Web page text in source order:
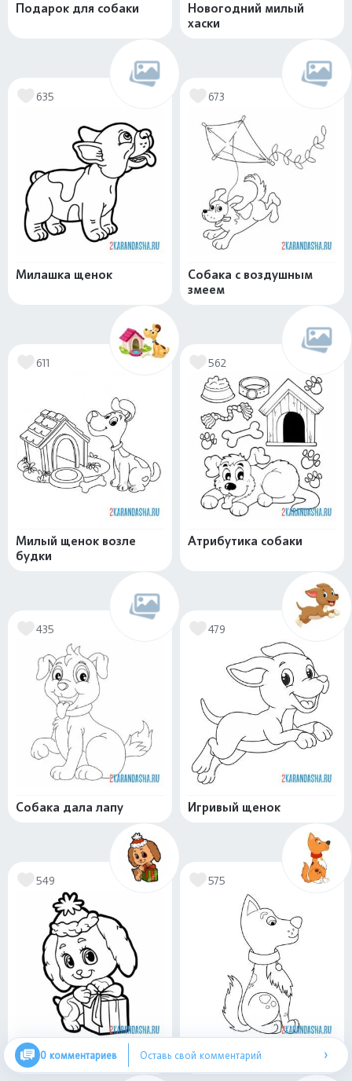
Подарок для собаки
Новогодний милый
хаски
635
Милашка щенок
673
Собака с воздушным
змеем
611
Милый щенок возле
будки
562
Атрибутика собаки
435
Собака дала лапу
479
Игривый щенок
549
Подарок и собачка
575
Послушная собака
0 комментариев Оставь свой комментарий ›